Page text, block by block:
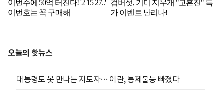
오늘의 핫뉴스
대통령도 못 만나는 지도자… 이란, 통제불능 빠졌다